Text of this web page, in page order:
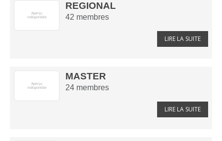
REGIONAL
42 membres
LIRE LA SUITE
MASTER
24 membres
LIRE LA SUITE